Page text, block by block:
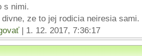
s nimi.
divne, ze to jej rodicia neiresia sami.
| 1. 12. 2017, 7:36:17